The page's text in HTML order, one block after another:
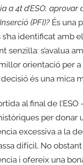
a 4t d’ESO,
(PFI)? És una
identificat amb
senzilla: s’avalua
orientació per a
és una mica
al final de
per donar
excessiva a la
difícil. No
i ofereix una